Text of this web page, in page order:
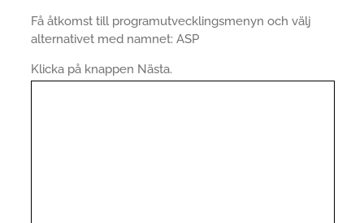
Få åtkomst till programutvecklingsmenyn och välj
alternativet med namnet: ASP
Klicka på knappen Nästa.